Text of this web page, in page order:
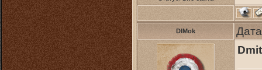
DIMok